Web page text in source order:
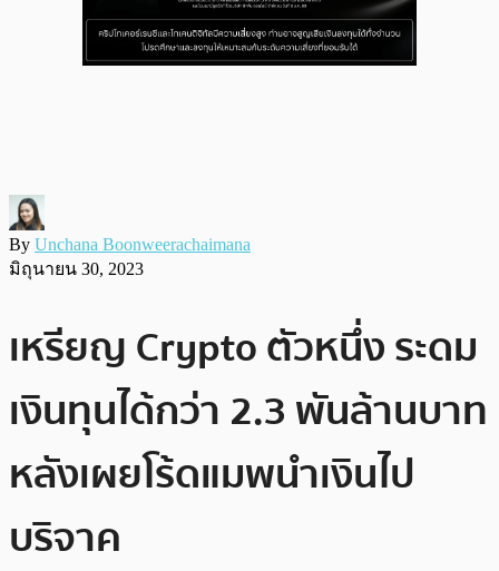
By Unchana Boonweerachaimana
มิถุนายน 30, 2023
เหรียญ Crypto ตัวหนึ่ง ระดม
เงินทุนได้กว่า 2.3 พันล้านบาท
หลังเผยโร้ดแมพนำเงินไป
บริจาค